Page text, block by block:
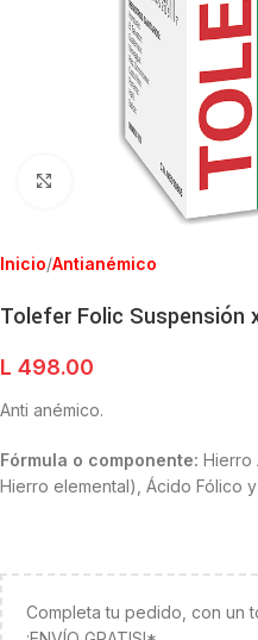
Clic para ampliar
Inicio/Antianémico
Tolefer Folic Suspensión
L 498.00
Anti anémico.
Fórmula o componente: Hierro
Hierro elemental), Ácido Fólico y
Completa tu pedido, con un